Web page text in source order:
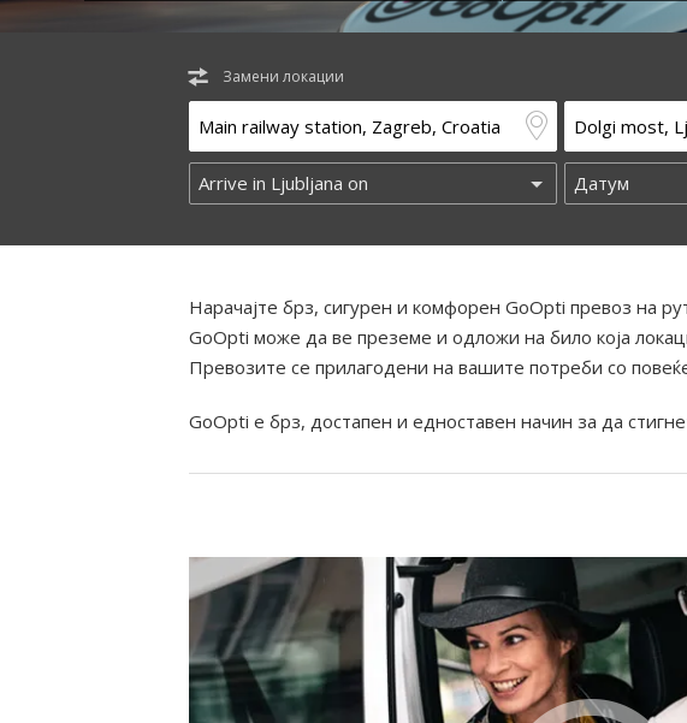
Замени локации
Нарачајте брз, сигурен и комфорен GoOpti превоз на
GoOpti може да ве преземе и одложи на било која
Превозите се прилагодени на вашите потреби со
GoOpti е брз, достапен и едноставен начин за да